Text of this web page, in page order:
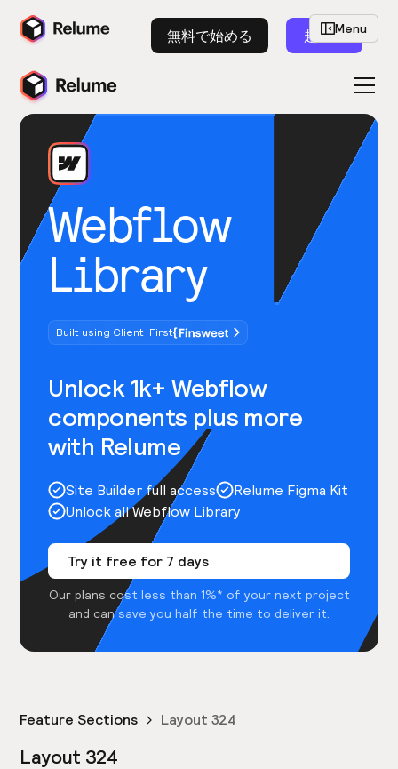
無料で始める 起動
Webflow
Library
Built using Client-First
Unlock 1k+ Webflow
components plus more
with Relume
Site Builder full access
Relume Figma Kit
Unlock all Webflow Library
Try it free for 7 days
Our plans cost less than 1%* of your next project
and can save you half the time to deliver it.
Menu
Feature Sections Layout 324
Layout 324